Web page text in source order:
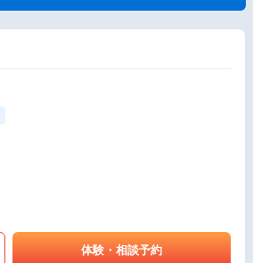
体験・相談予約